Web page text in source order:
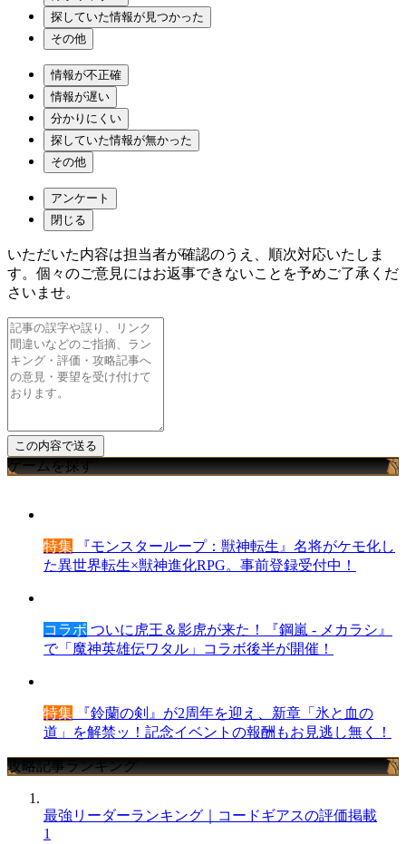
探していた情報が見つかった
その他
情報が不正確
情報が遅い
分かりにくい
探していた情報が無かった
その他
アンケート
閉じる
いただいた内容は担当者が確認のうえ、順次対応いたしま
す。個々のご意見にはお返事できないことを予めご了承くだ
さいませ。
ゲームを探す
特集 『モンスターループ：獣神転生』名将がケモ化し
た異世界転生×獣神進化RPG。事前登録受付中！
コラボ ついに虎王＆影虎が来た！『鋼嵐 - メカラシ』
で「魔神英雄伝ワタル」コラボ後半が開催！
特集 『鈴蘭の剣』が2周年を迎え、新章「氷と血の
道」を解禁ッ！記念イベントの報酬もお見逃し無く！
攻略記事ランキング
最強リーダーランキング｜コードギアスの評価掲載
1